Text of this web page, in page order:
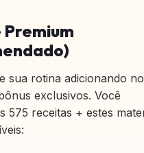
sua rotina adicionando
exclusivos. Você
575 receitas + estes